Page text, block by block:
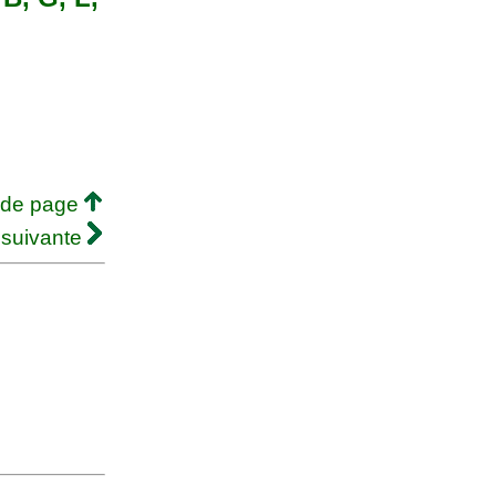
page